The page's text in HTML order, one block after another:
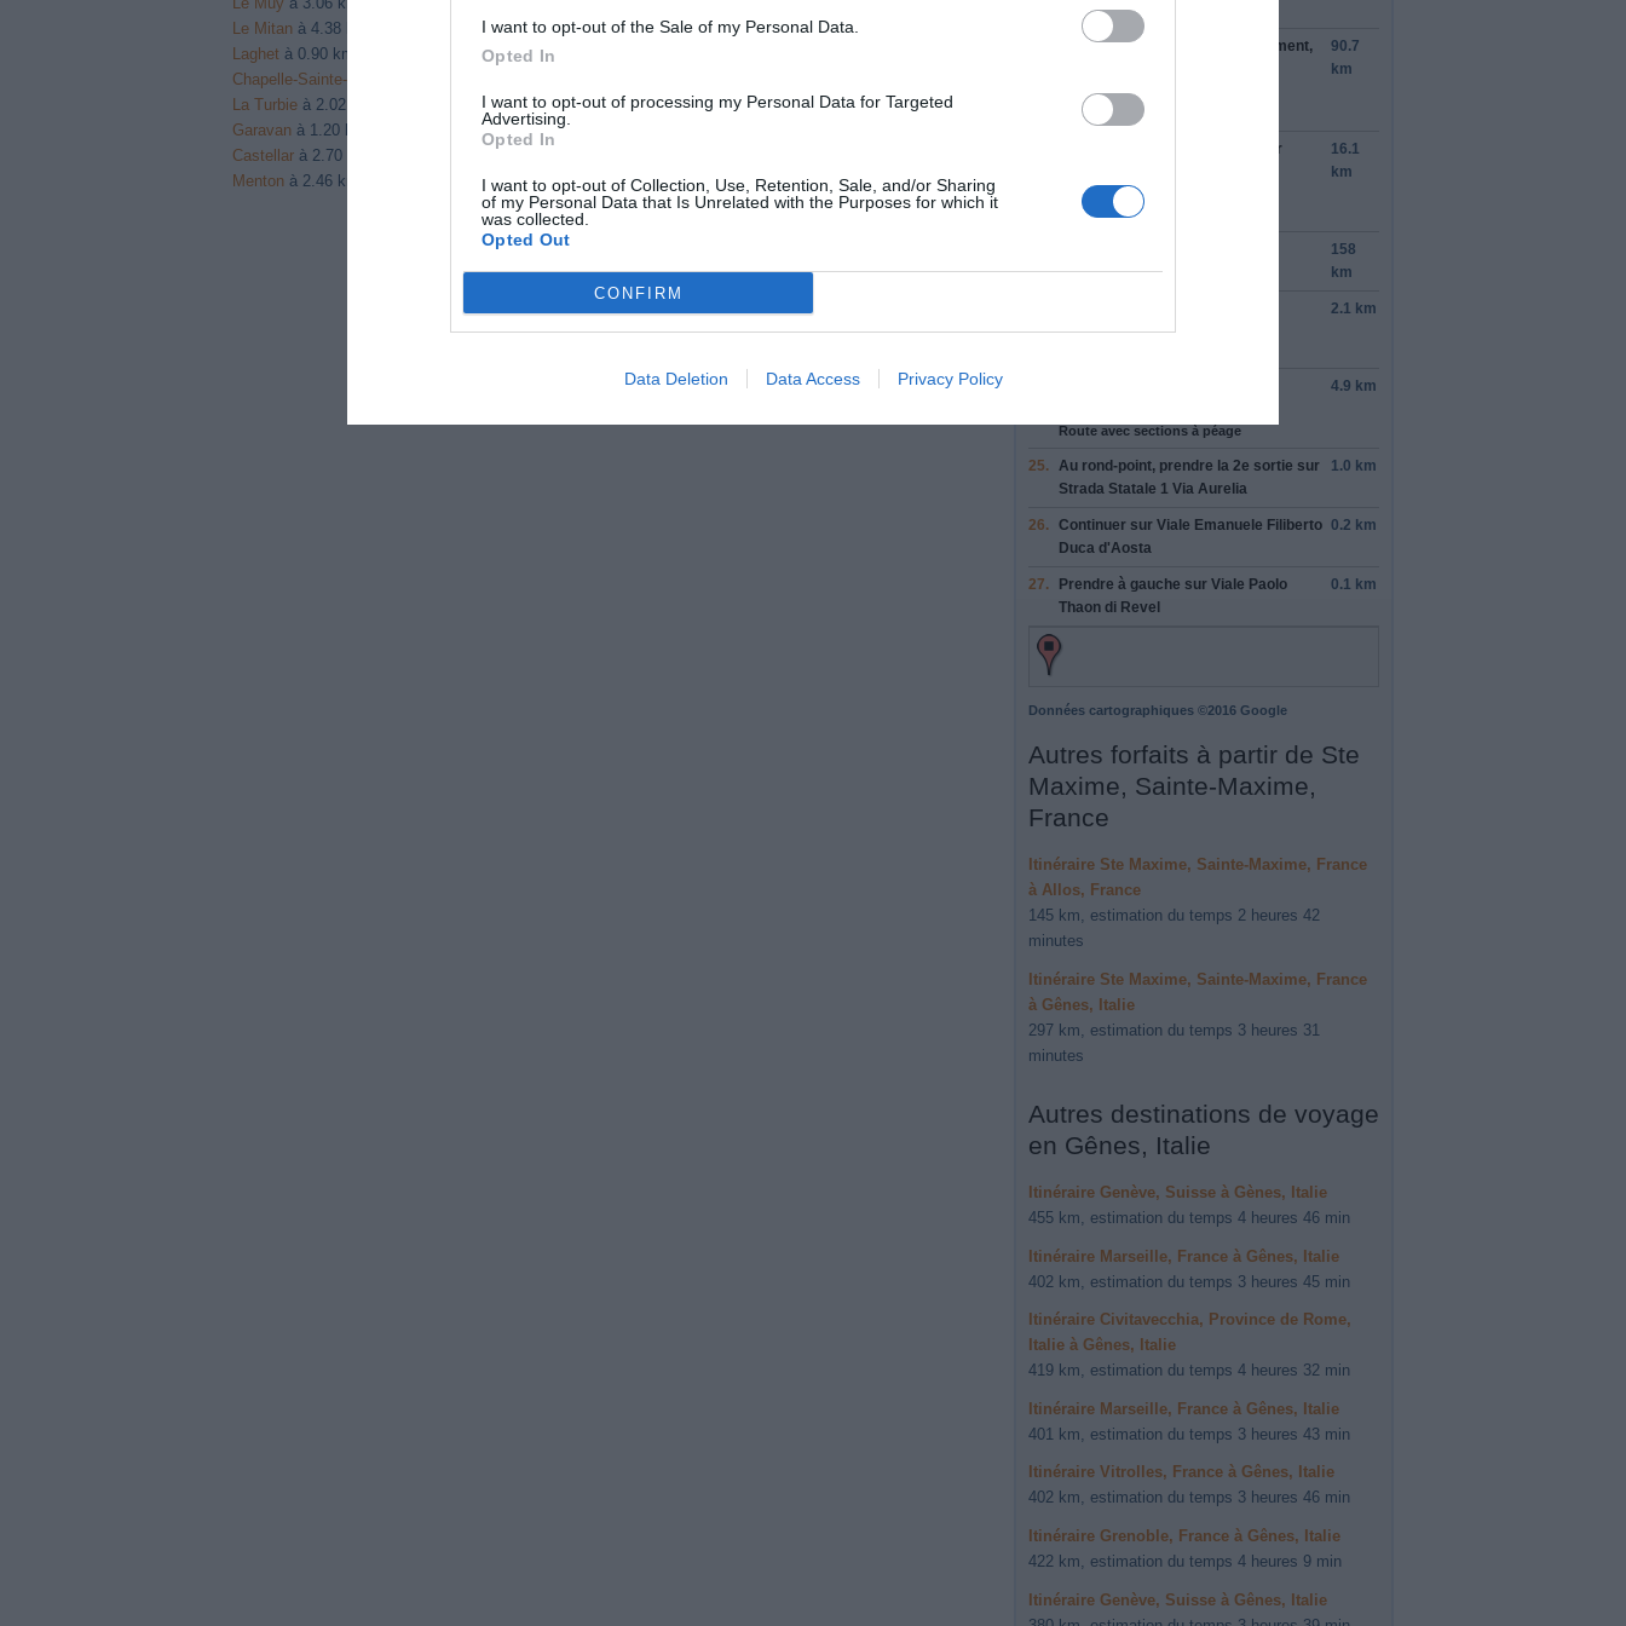
I want to opt-out of the Sale of my Personal Data.
Opted In
I want to opt-out of processing my Personal Data for Targeted
Advertising.
Opted In
I want to opt-out of Collection, Use, Retention, Sale, and/or Sharing
of my Personal Data that Is Unrelated with the Purposes for which it
was collected.
Opted Out
CONFIRM
Data Deletion Data Access Privacy Policy
Le Mitan à 4.38 km du point 19
Laghet à 0.90 km du point 21
Chapelle-Sainte-Thecle
La Turbie à 2.02 km du point 21
Garavan à 1.20 km du point 22
Castellar à 2.70 km du point 22
Menton à 2.46 km du point 22
Route avec sections à péage
Rester àgauche
à l'embranchement,
Raphaël/Nice
Route avec sections à péage
90.7
km
pour
Route avec sections à péage
Entrée sur le territoire : Italie
16.1
km
Route avec sections à péage
158
km
Continuer de suivre E25
2.1 km
Route avec sections à péage
4.9 km
25. Au rond-point, prendre la 2e sortie sur
Strada Statale 1 Via Aurelia
1.0 km
26. Continuer sur Viale Emanuele Filiberto
Duca d'Aosta
0.2 km
27. Prendre à gauche sur Viale Paolo
Thaon di Revel
0.1 km
Données cartographiques ©2016 Google
Autres forfaits à partir de Ste
Maxime, Sainte-Maxime,
France
Itinéraire Ste Maxime, Sainte-Maxime, France
à Allos, France
145 km, estimation du temps 2 heures 42
minutes
Itinéraire Ste Maxime, Sainte-Maxime, France
à Gênes, Italie
297 km, estimation du temps 3 heures 31
minutes
Autres destinations de voyage
en Gênes, Italie
Itinéraire Genève, Suisse à Gènes, Italie
455 km, estimation du temps 4 heures 46 min
Itinéraire Marseille, France à Gênes, Italie
402 km, estimation du temps 3 heures 45 min
Itinéraire Civitavecchia, Province de Rome,
Italie à Gênes, Italie
419 km, estimation du temps 4 heures 32 min
Itinéraire Marseille, France à Gênes, Italie
401 km, estimation du temps 3 heures 43 min
Itinéraire Vitrolles, France à Gênes, Italie
402 km, estimation du temps 3 heures 46 min
Itinéraire Grenoble, France à Gênes, Italie
422 km, estimation du temps 4 heures 9 min
Itinéraire Genève, Suisse à Gênes, Italie